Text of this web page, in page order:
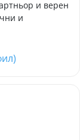
и верен
и